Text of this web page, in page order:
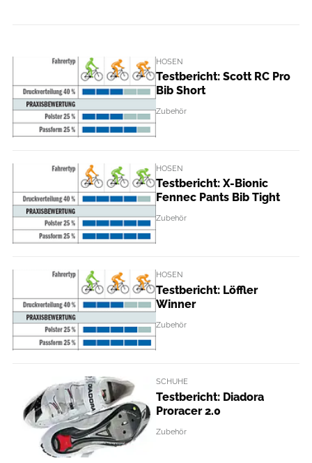
HOSEN
Testbericht: Scott RC Pro
Bib Short
Zubehör
HOSEN
Testbericht: X-Bionic
Fennec Pants Bib Tight
Zubehör
HOSEN
Testbericht: Löffler
Winner
Zubehör
SCHUHE
Testbericht: Diadora
Proracer 2.0
Zubehör